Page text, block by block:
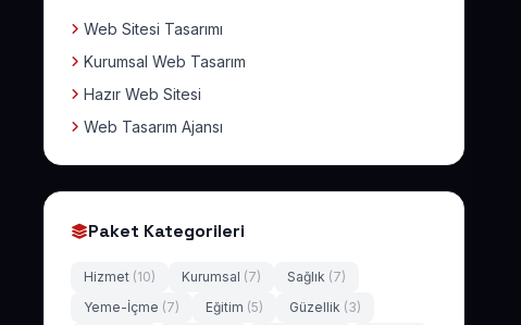
Web Sitesi Tasarımı
Kurumsal Web Tasarım
Hazır Web Sitesi
Web Tasarım Ajansı
Paket Kategorileri
Hizmet (10) Kurumsal (7) Sağlık (7)
Yeme-İçme (7) Eğitim (5) Güzellik (3)